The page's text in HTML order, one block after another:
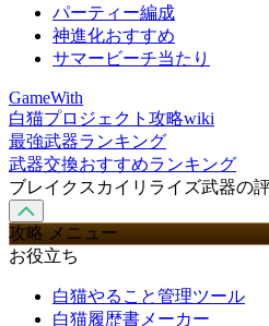
パーティー編成
神進化おすすめ
サマービーチ当たり
GameWith
白猫プロジェクト攻略wiki
最強武器ランキング
武器交換おすすめランキング
ブレイクスカイリライズ武器の
攻略 メニュー
お役立ち
白猫やること管理ツール
白猫履歴書メーカー